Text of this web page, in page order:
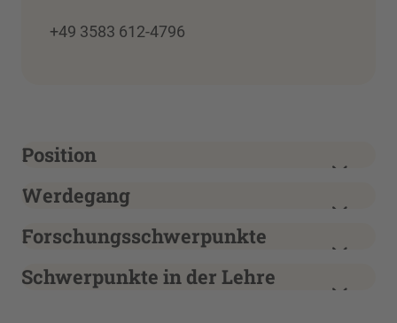
+49 3583 612-4796
Position
Werdegang
Forschungsschwerpunkte
Schwerpunkte in der Lehre